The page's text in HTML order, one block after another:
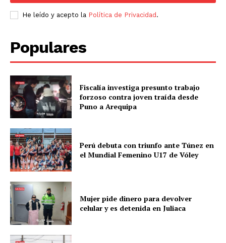
He leído y acepto la Política de Privacidad.
Populares
Fiscalía investiga presunto trabajo
forzoso contra joven traída desde
Puno a Arequipa
Perú debuta con triunfo ante Túnez en
el Mundial Femenino U17 de Vóley
Mujer pide dinero para devolver
celular y es detenida en Juliaca